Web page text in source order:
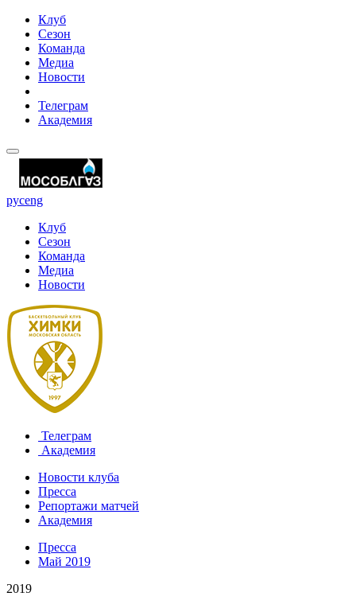
Клуб
Сезон
Команда
Медиа
Новости
Телеграм
Академия
русeng
Клуб
Сезон
Команда
Медиа
Новости
Телеграм
Академия
Новости клуба
Пресса
Репортажи матчей
Академия
Пресса
Май 2019
2019